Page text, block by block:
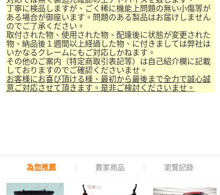
丁寧に検品しますが、ごく稀に機能上問題の無い小傷等が
ある場合が御座います。問題のある製品はお届けしません
のでご了承ください。
取付された物、使用された物、配達後に状態が変更された
物、納品後１週間以上経過した物、に付きましては弊社は
いかなるクレームにもご対応しかねます。
その他のご案内（特定商取引表記等）は自己紹介欄に記載
しておりますのでご確認くださいませ。
お客様にお喜び頂ける様、最初から最後まで全力で誠心誠
意ご対応させて頂きます。是非ご検討くださいませ。
為您推薦 賣家商品 瀏覽記錄